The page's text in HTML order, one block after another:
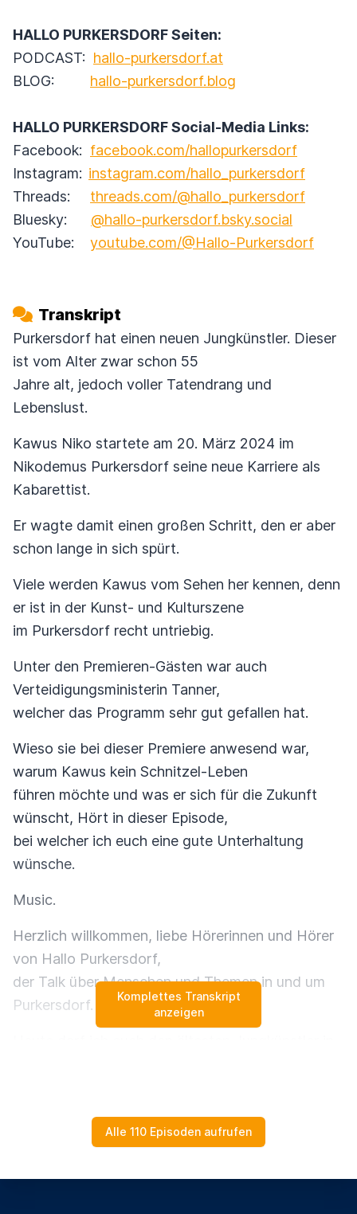
HALLO PURKERSDORF Seiten:
PODCAST: hallo-purkersdorf.at
BLOG: hallo-purkersdorf.blog
HALLO PURKERSDORF Social-Media Links:
Facebook: facebook.com/hallopurkersdorf
Instagram: instagram.com/hallo_purkersdorf
Threads: threads.com/@hallo_purkersdorf
Bluesky: @hallo-purkersdorf.bsky.social
YouTube: youtube.com/@Hallo-Purkersdorf
Transkript
Komplettes Transkript
anzeigen
Purkersdorf hat einen neuen Jungkünstler. Dieser
ist vom Alter zwar schon 55
Jahre alt, jedoch voller Tatendrang und
Lebenslust.
Kawus Niko startete am 20. März 2024 im
Nikodemus Purkersdorf seine neue Karriere als
Kabarettist.
Er wagte damit einen großen Schritt, den er aber
schon lange in sich spürt.
Viele werden Kawus vom Sehen her kennen, denn
er ist in der Kunst- und Kulturszene
im Purkersdorf recht untriebig.
Unter den Premieren-Gästen war auch
Verteidigungsministerin Tanner,
welcher das Programm sehr gut gefallen hat.
Wieso sie bei dieser Premiere anwesend war,
warum Kawus kein Schnitzel-Leben
führen möchte und was er sich für die Zukunft
wünscht, Hört in dieser Episode,
bei welcher ich euch eine gute Unterhaltung
wünsche.
Music.
Herzlich willkommen, liebe Hörerinnen und Hörer
von Hallo Purkersdorf,
der Talk über Menschen und Themen in und um
Purkersdorf.
Niko Kawus, servus. Kawus Niko ist schon richtig,
Genau, Kawus Niko ist richtig. Das ist gleich die
Alle 110 Episoden aufrufen